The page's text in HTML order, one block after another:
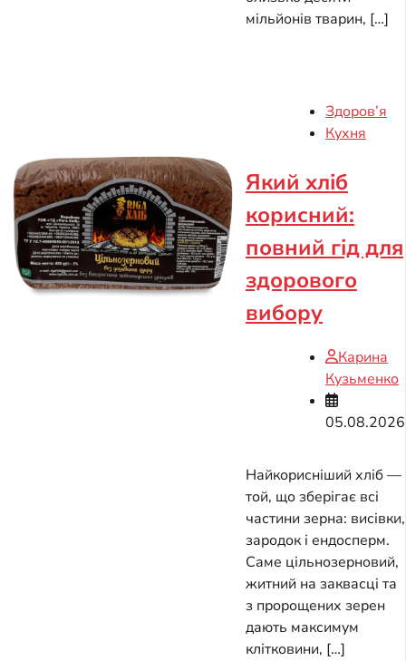
мільйонів тварин, […]
Здоров’я
Кухня
Який хліб
корисний:
повний гід для
здорового
вибору
Карина
Кузьменко
05.08.2026
Найкорисніший хліб —
той, що зберігає всі
частини зерна: висівки,
зародок і ендосперм.
Саме цільнозерновий,
житний на заквасці та
з пророщених зерен
дають максимум
клітковини, […]